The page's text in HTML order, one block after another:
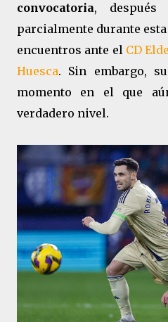
convocatoria, después
parcialmente durante
encuentros ante el CD
Huesca. Sin embargo,
momento en el que
verdadero nivel.